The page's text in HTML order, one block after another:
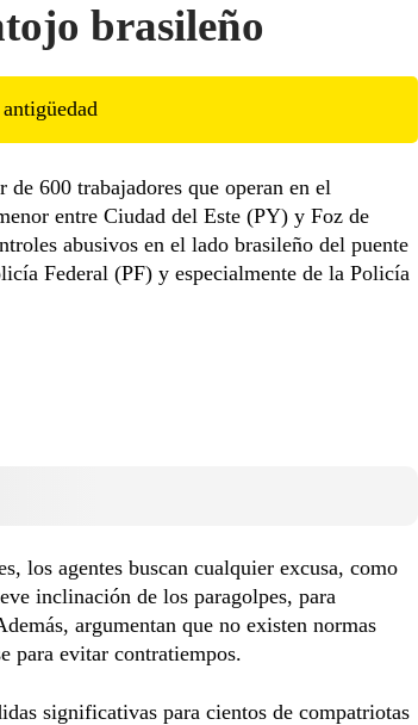
brasileño
600 trabajadores que operan en el
entre Ciudad del Este (PY) y Foz de
abusivos en el lado brasileño del puente
Federal (PF) y especialmente de la Policía
los agentes buscan cualquier excusa, como
inclinación de los paragolpes, para
argumentan que no existen normas
para evitar contratiempos.
significativas para cientos de compatriotas